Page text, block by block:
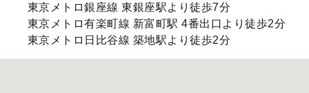
東京メトロ銀座線 東銀座駅より徒歩7分
東京メトロ有楽町線 新富町駅 4番出口より徒歩2分
東京メトロ日比谷線 築地駅より徒歩2分